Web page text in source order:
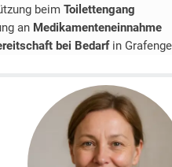
beim Toilettengang
an Medikamenteneinnahme
bei Bedarfin